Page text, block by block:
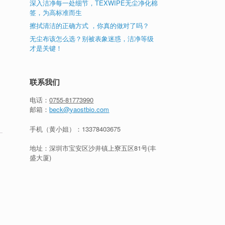
深入洁净每一处细节，TEXWIPE无尘净化棉
签，为高标准而生
擦拭清洁的正确方式 ，你真的做对了吗？
无尘布该怎么选？别被表象迷惑，洁净等级
才是关键！
联系我们
电话：0755-81773990
邮箱：beck@yaostbio.com
手机（黄小姐）： 13378403675
地址：深圳市宝安区沙井镇上寮五区81号(丰
盛大厦)